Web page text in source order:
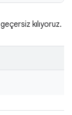
kılıyoruz.